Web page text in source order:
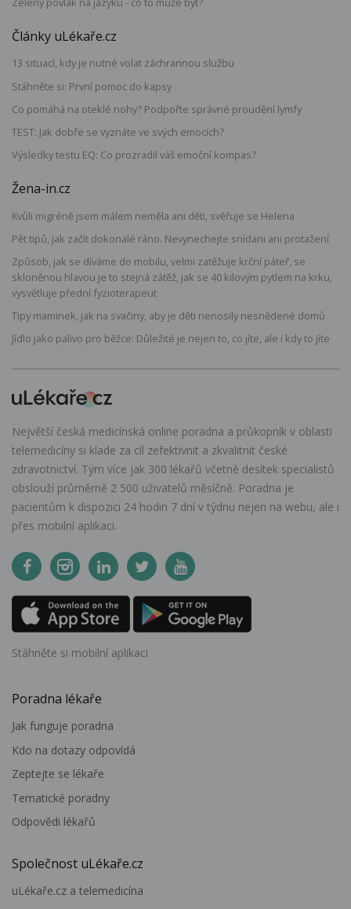
Články uLékaře.cz
13 situací, kdy je nutné volat záchrannou službu
Stáhněte si: První pomoc do kapsy
Co pomáhá na oteklé nohy? Podpořte správné proudění lymfy
TEST: Jak dobře se vyznáte ve svých emocích?
Výsledky testu EQ: Co prozradil váš emoční kompas?
Žena-in.cz
Kvůli migréně jsem málem neměla ani děti, svěřuje se Helena
Pět tipů, jak začít dokonalé ráno. Nevynechejte snídani ani protažení
Způsob, jak se díváme do mobilu, velmi zatěžuje krční páteř, se
skloněnou hlavou je to stejná zátěž, jak se 40 kilovým pytlem na krku,
vysvětluje přední fyzioterapeut
Tipy maminek, jak na svačiny, aby je děti nenosily nesnědené domů
Jídlo jako palivo pro běžce: Důležité je nejen to, co jíte, ale i kdy to jíte
Největší česká medicínská online poradna a průkopník v oblasti
telemedicíny si klade za cíl zefektivnit a zkvalitnit české
zdravotnictví. Tým více jak 300 lékařů včetně desítek specialistů
obslouží průměrně 2 500 uživatelů měsíčně. Poradna je
pacientům k dispozici 24 hodin 7 dní v týdnu nejen na webu, ale i
přes mobilní aplikaci.
Stáhněte si mobilní aplikaci
Poradna lékaře
Jak funguje poradna
Kdo na dotazy odpovídá
Zeptejte se lékaře
Tematické poradny
Odpovědi lékařů
Společnost uLékaře.cz
uLékaře.cz a telemedicína